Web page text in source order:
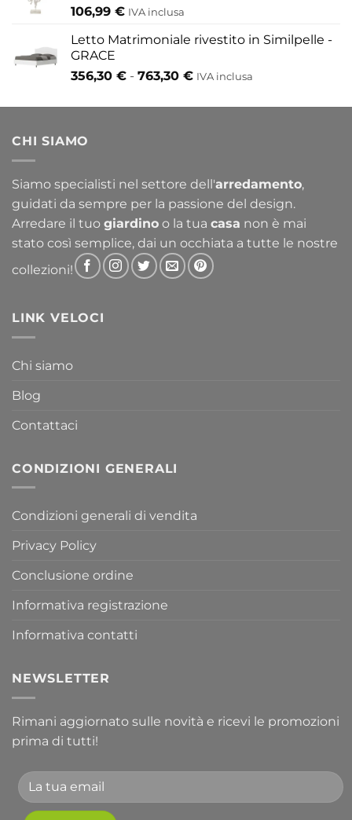
106,99 € IVA inclusa
Letto Matrimoniale rivestito in Similpelle -
GRACE
356,30 € - 763,30 €Fascia
prezzo:
IVA inclusa
CHI SIAMO
Siamo specialisti nel settore dell'arredamento,
guidati da sempre per la passione del design.
Arredare il tuo giardino o la tua casa non è mai
stato così semplice, dai un occhiata a tutte le nostre
collezioni!
LINK VELOCI
Chi siamo
Blog
Contattaci
CONDIZIONI GENERALI
Condizioni generali di vendita
Privacy Policy
Conclusione ordine
Informativa registrazione
Informativa contatti
NEWSLETTER
Rimani aggiornato sulle novità e ricevi le promozioni
prima di tutti!